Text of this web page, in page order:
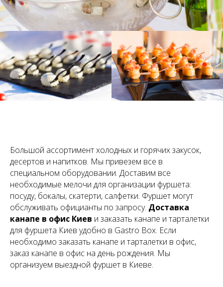
Большой ассортимент холодных и горячих закусок,
десертов и напитков. Мы привезем все в
специальном оборудовании. Доставим все
необходимые мелочи для организации фуршета:
посуду, бокалы, скатерти, салфетки. Фуршет могут
обслуживать официанты по запросу. Доставка
канапе в офис Киев и заказать канапе и тарталетки
для фуршета Киев удобно в Gastro Box. Если
необходимо заказать канапе и тарталетки в офис,
заказ канапе в офис на день рождения. Мы
организуем выездной фуршет в Киеве.